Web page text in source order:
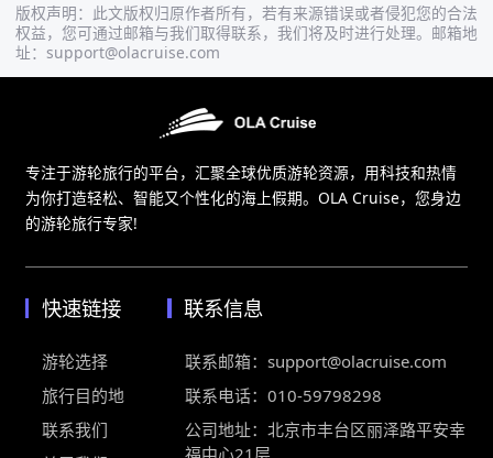
版权声明：此文版权归原作者所有，若有来源错误或者侵犯您的合法
权益，您可通过邮箱与我们取得联系，我们将及时进行处理。邮箱地
址：support@olacruise.com
专注于游轮旅行的平台，汇聚全球优质游轮资源，用科技和热情
为你打造轻松、智能又个性化的海上假期。OLA Cruise，您身边
的游轮旅行专家!
快速链接
游轮选择
旅行目的地
联系我们
联系信息
联系邮箱：support@olacruise.com
联系电话：010-59798298
公司地址：北京市丰台区丽泽路平安幸
福中心21层